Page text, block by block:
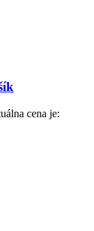
cena je: